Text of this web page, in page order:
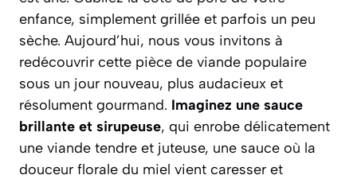
enfance, simplement grillée et parfois un peu
sèche. Aujourd’hui, nous vous invitons à
redécouvrir cette pièce de viande populaire
sous un jour nouveau, plus audacieux et
résolument gourmand. Imaginez une sauce
brillante et sirupeuse, qui enrobe délicatement
une viande tendre et juteuse, une sauce où la
douceur florale du miel vient caresser et